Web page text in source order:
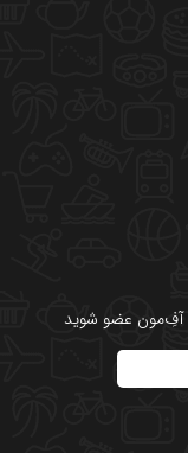
آفِ‌مون عضو شوید